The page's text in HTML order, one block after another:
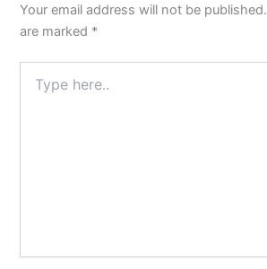
Your email address will not be published.
are marked *
here..